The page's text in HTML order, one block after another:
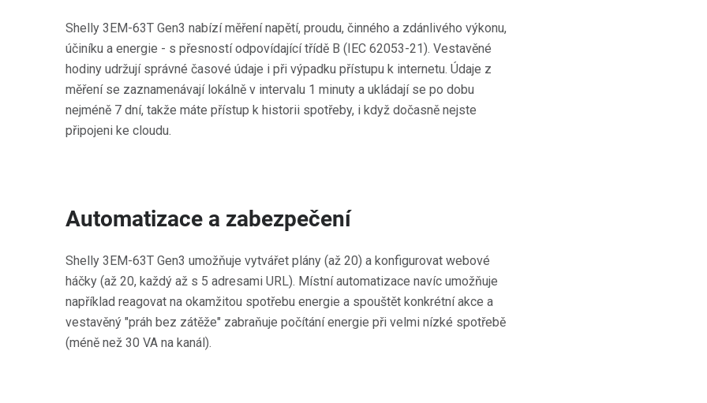
Shelly 3EM-63T Gen3 nabízí měření napětí, proudu, činného a zdánlivého výkonu,
účiníku a energie - s přesností odpovídající třídě B (IEC 62053-21). Vestavěné
hodiny udržují správné časové údaje i při výpadku přístupu k internetu. Údaje z
měření se zaznamenávají lokálně v intervalu 1 minuty a ukládají se po dobu
nejméně 7 dní, takže máte přístup k historii spotřeby, i když dočasně nejste
připojeni ke cloudu.
Automatizace a zabezpečení
Shelly 3EM-63T Gen3 umožňuje vytvářet plány (až 20) a konfigurovat webové
háčky (až 20, každý až s 5 adresami URL). Místní automatizace navíc umožňuje
například reagovat na okamžitou spotřebu energie a spouštět konkrétní akce a
vestavěný "práh bez zátěže" zabraňuje počítání energie při velmi nízké spotřebě
(méně než 30 VA na kanál).